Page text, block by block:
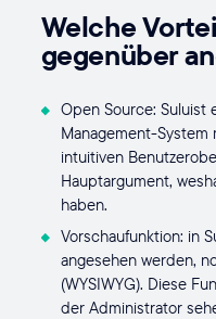
Welche
gegenüber
Open Source:
Management-
intuitiven
Hauptargument,
haben.
Vorschaufunktion: in
angesehen werden,
(WYSIWYG). Diese
der Administrator